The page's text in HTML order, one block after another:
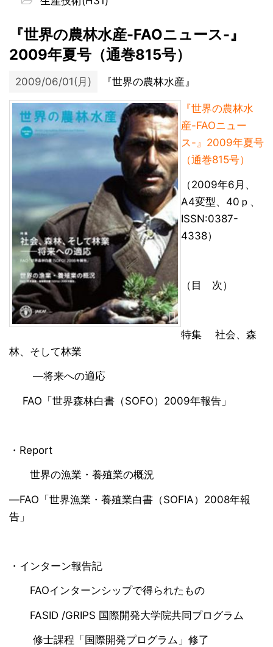
『世界の農林水産-FAOニュース-』
2009年夏号（通巻815号）
2009/06/01(月) 『世界の農林水産』
『世界の農林水
産-FAOニュー
ス-』2009年夏号
（通巻815号）
（2009年6月、
A4変型、40ｐ、
ISSN:0387-
4338）
（目 次）
特集 社会、森
林、そして林業
―将来への適応
FAO「世界森林白書（SOFO）2009年報告」
・Report
世界の漁業・養殖業の概況
―FAO「世界漁業・養殖業白書（SOFIA）2008年報
告」
・インターン報告記
FAOインターンシップで得られたもの
FASID /GRIPS 国際開発大学院共同プログラム
修士課程「国際開発プログラム」修了